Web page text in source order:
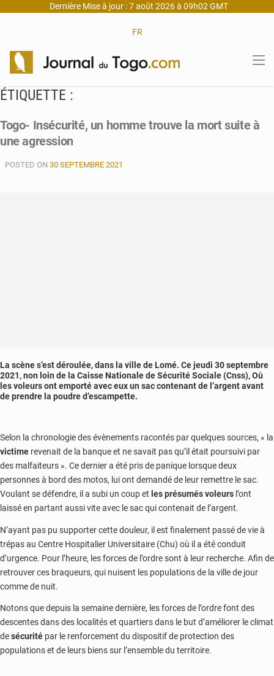
Dernière Mise à jour : 7 août 2026 à 09h02 GMT
FR
ÉTIQUETTE :
Togo- Insécurité, un homme trouve la mort suite à
une agression
POSTED ON 30 SEPTEMBRE 2021
La scène s’est déroulée, dans la ville de Lomé. Ce jeudi 30 septembre
2021, non loin de la Caisse Nationale de Sécurité Sociale (Cnss), Où
les voleurs ont emporté avec eux un sac contenant de l’argent avant
de prendre la poudre d’escampette.
Selon la chronologie des évènements racontés par quelques sources, « la
victime revenait de la banque et ne savait pas qu’il était poursuivi par
des malfaiteurs ». Ce dernier a été pris de panique lorsque deux
personnes à bord des motos, lui ont demandé de leur remettre le sac.
Voulant se défendre, il a subi un coup et les présumés voleurs l’ont
laissé en partant aussi vite avec le sac qui contenait de l’argent.
N’ayant pas pu supporter cette douleur, il est finalement passé de vie à
trépas au Centre Hospitalier Universitaire (Chu) où il a été conduit
d’urgence. Pour l’heure, les forces de l’ordre sont à leur recherche. Afin de
retrouver ces braqueurs, qui nuisent les populations de la ville de jour
comme de nuit.
Notons que depuis la semaine dernière, les forces de l’ordre font des
descentes dans des localités et quartiers dans le but d’améliorer le climat
desécurité par le renforcement du dispositif de protection des
populations et de leurs biens sur l’ensemble du territoire.